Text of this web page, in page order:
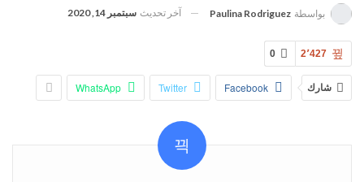
بواسطة Paulina Rodriguez آخر تحديث سبتمبر 14, 2020
0 2٬427
شارك Facebook
Twitter
WhatsApp